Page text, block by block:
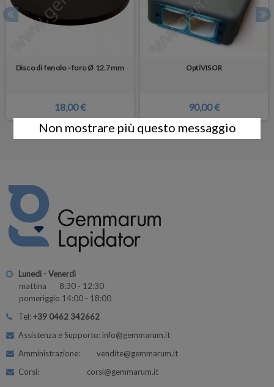
Disco di fenolo - foro Ø 12.7mm
18,00 €
OptiVISOR
90,00 €
Lunedì - Venerdì
mattina 8:30 - 12:30
pomeriggio 14:00 - 18:00
Tel:+39 0462 342662
Assistenza e Supporto: info@gemmarum.it
Amministrazione: vendite@gemmarum.it
Corsi: corsi@gemmarum.it
Non mostrare più questo messaggio